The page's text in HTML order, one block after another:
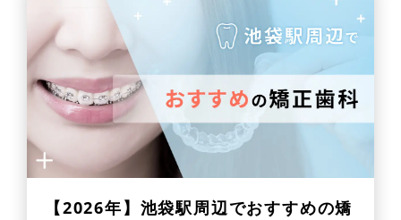
【2026年】 池袋駅周辺でおすすめの矯